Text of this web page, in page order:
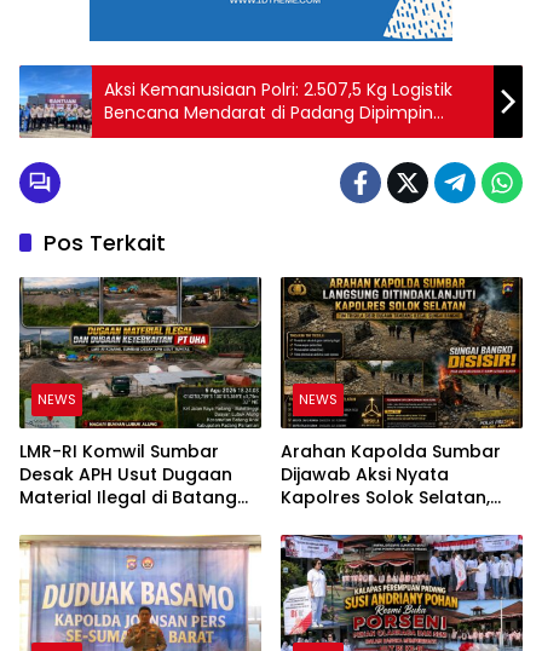
Aksi Kemanusiaan Polri: 2.507,5 Kg Logistik
Bencana Mendarat di Padang Dipimpin
Kapolda Irjen Pol Gatot TS
Pos Terkait
NEWS
LMR-RI Komwil Sumbar
Desak APH Usut Dugaan
Material Ilegal di Batang
PT UHA Diminta Diselidiki
Tuntas
NEWS
Arahan Kapolda Sumbar
Dijawab Aksi Nyata
Kapolres Solok Selatan,
Bukan Sekadar Slogan